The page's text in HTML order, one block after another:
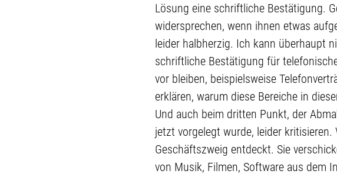
Lösung eine schriftliche Bestätigung.
widersprechen, wenn ihnen etwas
leider halbherzig. Ich kann überhaupt
schriftliche Bestätigung für
vor bleiben, beispielsweise
erklären, warum diese Bereiche in
Und auch beim dritten Punkt, der
jetzt vorgelegt wurde, leider
Geschäftszweig entdeckt. Sie
von Musik, Filmen, Software aus dem